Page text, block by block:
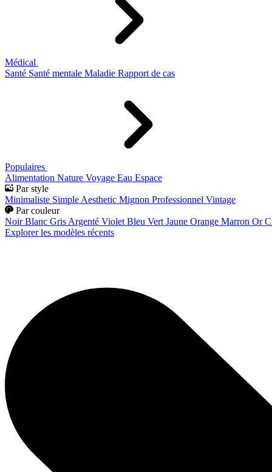
Médical
Santé Santé mentale Maladie Rapport de cas
Populaires
Alimentation Nature Voyage Eau Espace
Par style
Minimaliste Simple Aesthetic Mignon Professionnel Vintage
Par couleur
Noir Blanc Gris Argenté Violet Bleu Vert Jaune Orange Marron Or
Explorer les modèles récents